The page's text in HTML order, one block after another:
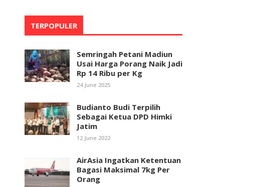
TERPOPULER
Semringah Petani Madiun
Usai Harga Porang Naik Jadi
Rp 14 Ribu per Kg
24 June 2025
Budianto Budi Terpilih
Sebagai Ketua DPD Himki
Jatim
12 June 2022
AirAsia Ingatkan Ketentuan
Bagasi Maksimal 7kg Per
Orang